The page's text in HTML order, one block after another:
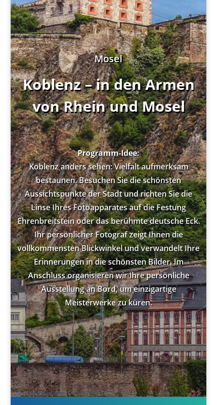
Mosel
Koblenz – in den Armen
von Rhein und Mosel
Programm-Idee:
Koblenz anders sehen: Vielfalt aufmerksam
bestaunen. Besuchen Sie die schönsten
Aussichtspunkte der Stadt und richten Sie die
Linse Ihres Fotoapparates auf die Festung
Ehrenbreitstein oder das berühmte deutsche Eck.
Ihr persönlicher Fotograf zeigt Ihnen die
vollkommensten Blickwinkel und verwandelt Ihre
Erinnerungen in die schönsten Bilder. Im
Anschluss organisieren wir Ihre persönliche
Ausstellung an Bord, um einzigartige
Meisterwerke zu küren.